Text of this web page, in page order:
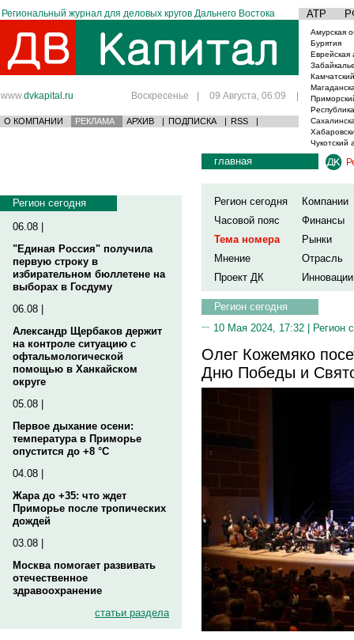
Региональный журнал для деловых кругов Дальнего Востока АТР
www.dvkapital.ru Воскресенье | 09 Августа, 06:09 |
О КОМПАНИИ РЕКЛАМА АРХИВ | ПОДПИСКА | RSS |
Амурская
Бурятия
Еврейская
Чукотский
Регион сегодня
06.08 |
"Единая Россия" получила
первую строку в
избирательном бюллетене на
выборах в Госдуму
06.08 |
Александр Щербаков держит
на контроле ситуацию с
офтальмологической
помощью в Ханкайском
округе
05.08 |
Первое дыхание осени:
температура в Приморье
опустится до +8 °C
04.08 |
Жара до +35: что ждет
Приморье после тропических
дождей
03.08 |
Москва помогает развивать
отечественное
здравоохранение
статьи раздела
главная
Регион сегодня
Компании
Часовой пояс
Финансы
Тема номера
Рынки
Мнение
Отрасль
Проект ДК
Инновации
Регион сегодня
10 Мая 2024, 17:32 | Регион
Олег Кожемяко
Дню Победы и